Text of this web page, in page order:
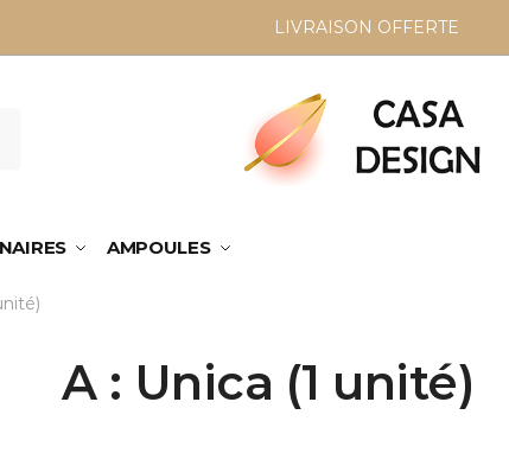
LIVRAISON OFFERTE
AMPOULES
A : Unica (1 unité)